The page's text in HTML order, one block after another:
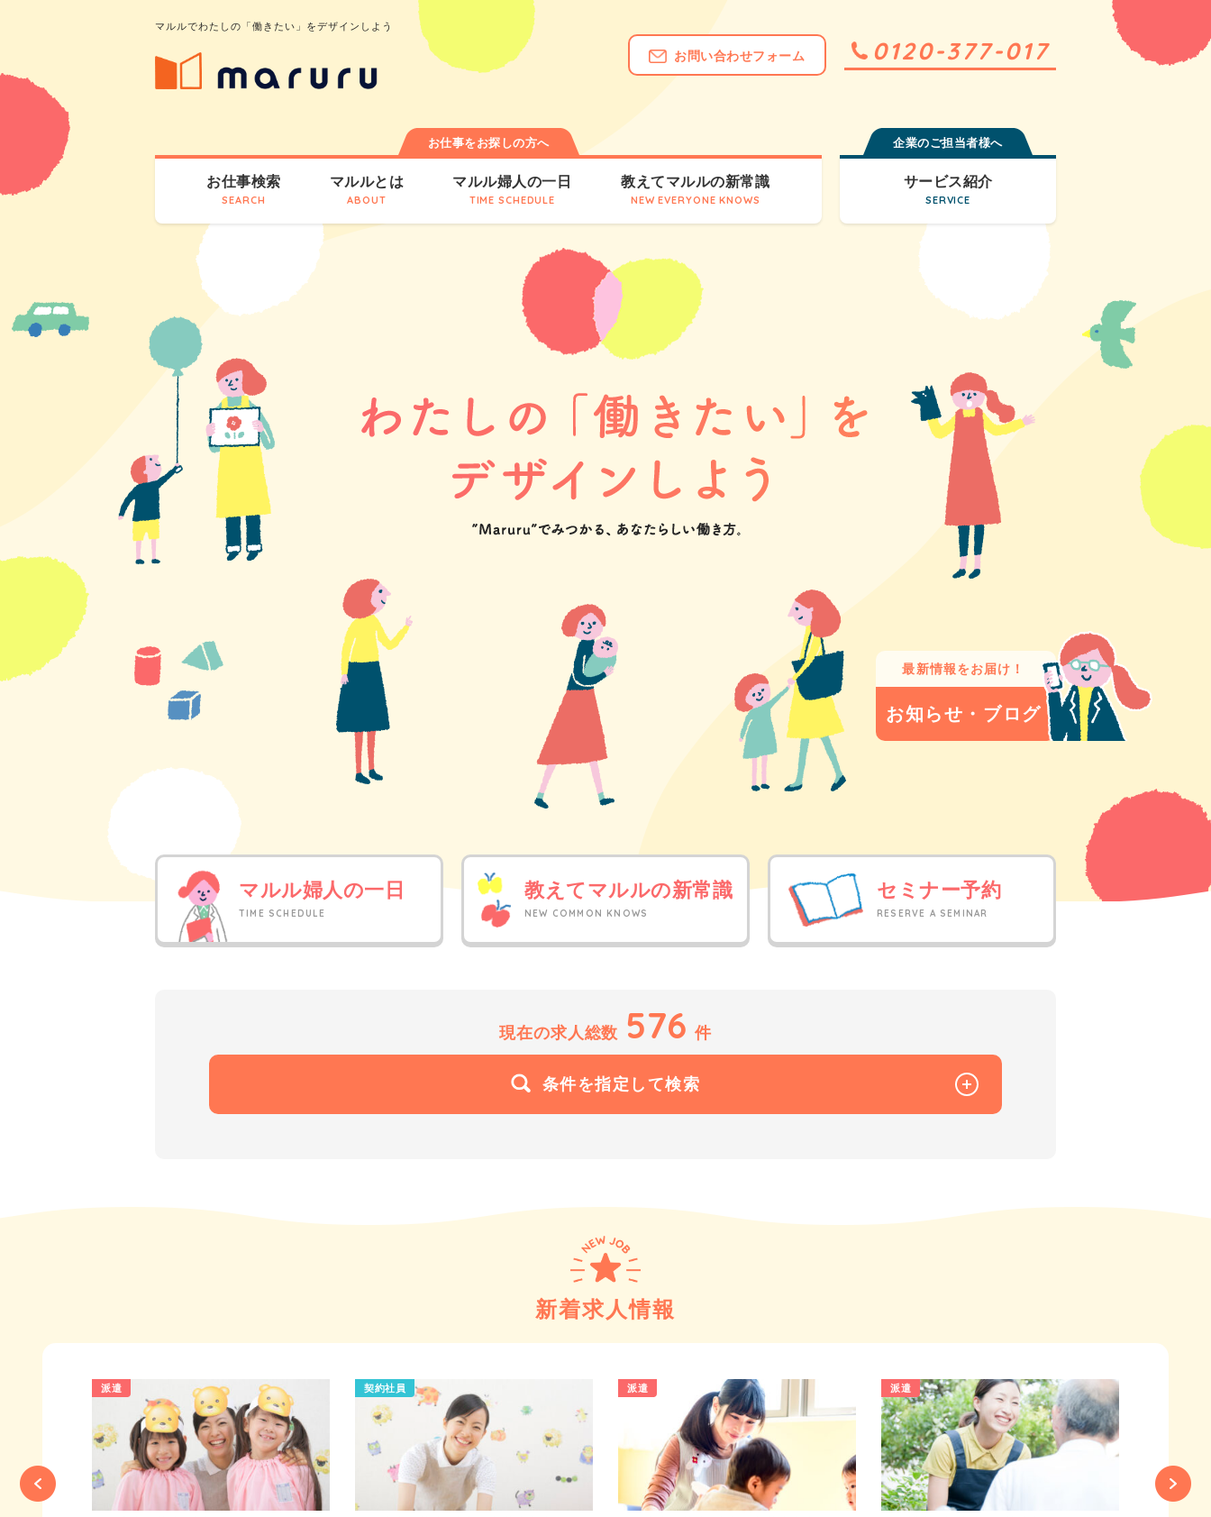
マルルでわたしの「働きたい」をデザインしよう
お問い合わせフォーム 0120-377-017
お仕事をお探しの方へ
お仕事検索
SEARCH
マルルとは
ABOUT
マルル婦人の一日
TIME SCHEDULE
教えてマルルの新常識
NEW EVERYONE KNOWS
企業のご担当者様へ
サービス紹介
SERVICE
最新情報をお届け！
お知らせ・ブログ
マルル婦人の一日
TIME SCHEDULE
教えてマルルの新常識
NEW COMMON KNOWS
セミナー予約
RESERVE A SEMINAR
現在の求人総数 576 件
条件を指定して検索
新着求人情報
Previous
派遣 契約社員 派遣 派遣